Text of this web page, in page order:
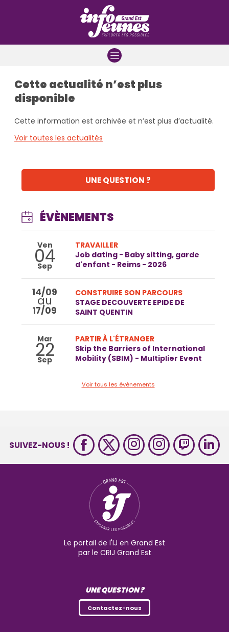
Cette actualité n’est plus
disponible
Cette information est archivée et n’est plus d’actualité.
Voir toutes les actualités
UNE QUESTION ?
ÉVÈNEMENTS
Ven
04
Sep
TRAVAILLER
Job dating - Baby sitting, garde
d'enfant - Reims - 2026
14/09
au
17/09
CONSTRUIRE SON PARCOURS
STAGE DECOUVERTE EPIDE DE
SAINT QUENTIN
Mar
22
Sep
PARTIR À L'ÉTRANGER
Skip the Barriers of International
Mobility (SBIM) - Multiplier Event
Voir tous les évènements
SUIVEZ-NOUS !
Le portail de l'IJ en Grand Est
par le CRIJ Grand Est
UNE QUESTION ?
Contactez-nous